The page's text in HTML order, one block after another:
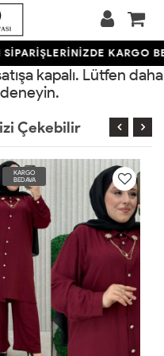
SİPARİŞLERİNİZDE KARGO
kapalı. Lütfen daha
Çekebilir
KARGO
BEDAVA